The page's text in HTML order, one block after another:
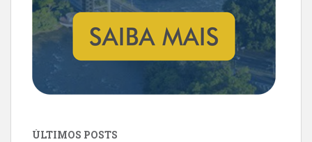
ÚLTIMOS POSTS